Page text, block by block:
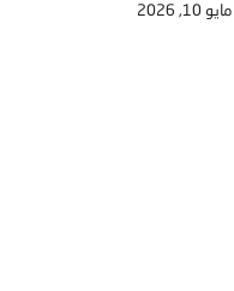
مايو 10, 2026